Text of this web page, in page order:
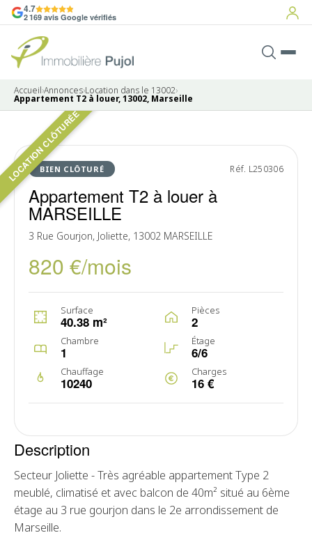
4.7
2 169 avis Google vérifiés
Accueil›Annonces›Location dans le 13002›
Appartement T2 à louer, 13002, Marseille
LOCATION CLÔTURÉE
BIEN CLÔTURÉ Réf. L250306
Appartement T2 à louer à
MARSEILLE
3 Rue Gourjon, Joliette, 13002 MARSEILLE
820 €/mois
Surface
40.38 m²
Pièces
2
Chambre
1
Étage
6/6
Chauffage
10240
Charges
16 €
LOUÉ
Description
Secteur Joliette - Très agréable appartement Type 2
meublé, climatisé et avec balcon de 40m² situé au 6ème
étage au 3 rue gourjon dans le 2e arrondissement de
Marseille.